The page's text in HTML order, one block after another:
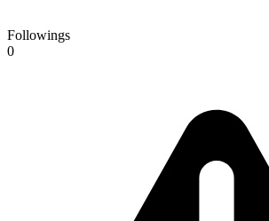
Followings
0